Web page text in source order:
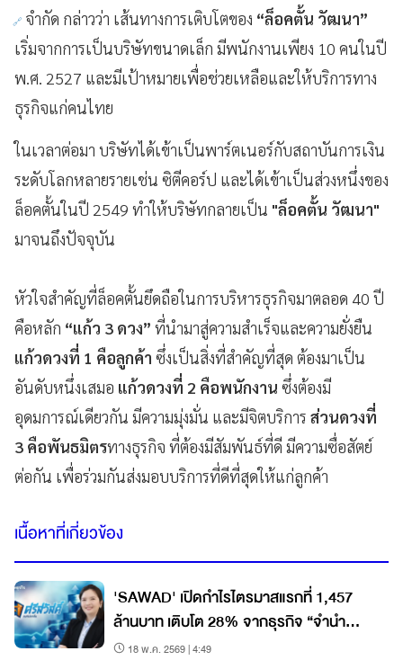
จำกัด กล่าวว่า เส้นทางการเติบโตของ “ล็อคตั้น วัฒนา”
เริ่มจากการเป็นบริษัทขนาดเล็ก มีพนักงานเพียง 10 คนในปี
พ.ศ. 2527 และมีเป้าหมายเพื่อช่วยเหลือและให้บริการทาง
ธุรกิจแก่คนไทย
ในเวลาต่อมา บริษัทได้เข้าเป็นพาร์ตเนอร์กับสถาบันการเงิน
ระดับโลกหลายรายเช่น ซิตีคอร์ป และได้เข้าเป็นส่วงหนึ่งของ
ล็อคตั้นในปี 2549 ทำให้บริษัทกลายเป็น "ล็อคตั้น วัฒนา"
มาจนถึงปัจจุบัน
หัวใจสำคัญที่ล็อคตั้นยึดถือในการบริหารธุรกิจมาตลอด 40 ปี
คือหลัก “แก้ว 3 ดวง” ที่นำมาสู่ความสำเร็จและความยั่งยืน
แก้วดวงที่ 1 คือลูกค้า ซึ่งเป็นสิ่งที่สำคัญที่สุด ต้องมาเป็น
อันดับหนึ่งเสมอ แก้วดวงที่ 2 คือพนักงาน ซึ่งต้องมี
อุดมการณ์เดียวกัน มีความมุ่งมั่น และมีจิตบริการ ส่วนดวงที่
3 คือพันธมิตรทางธุรกิจ ที่ต้องมีสัมพันธ์ที่ดี มีความซื่อสัตย์
ต่อกัน เพื่อร่วมกันส่งมอบบริการที่ดีที่สุดให้แก่ลูกค้า
เนื้อหาที่เกี่ยวข้อง
'SAWAD' เปิดกำไรไตรมาสแรกที่ 1,457
ล้านบาท เติบโต 28% จากธุรกิจ “จำนำ
ทะเบียน-นายหน้าประกัน”
18 พ.ค. 2569 | 4:49